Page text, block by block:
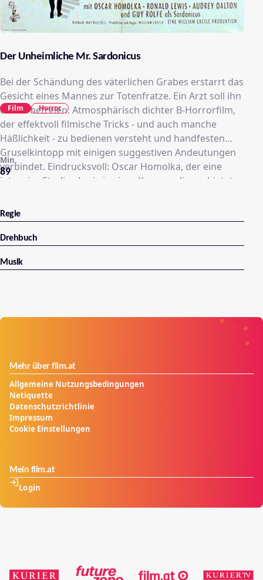
Der Unheimliche Mr. Sardonicus
Bei der Schändung des väterlichen Grabes erstarrt das
Gesicht eines Mannes zur Totenfratze. Ein Arzt soll ihn
davon befreien. Atmosphärisch dichter B-Horrorfilm,
der effektvoll filmische Tricks - und auch manche
Häßlichkeit - zu bedienen versteht und handfesten
Gruselkintopp mit einigen suggestiven Andeutungen
verbindet. Eindrucksvoll: Oscar Homolka, der eine
intensive Studie als einäugiger Kammerdiener bietet...
89
Min.
Film Horror
Regie
Drehbuch
Musik
Mehr über film.at
Allgemeine Nutzungsbedingungen
Netiquette
Datenschutzrichtlinie
Impressum
Cookie Einstellungen
Mein film.at
Login